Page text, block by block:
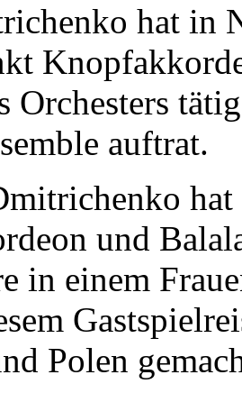
hat in
Orchesters
auftrat.
und
in einem
Polen